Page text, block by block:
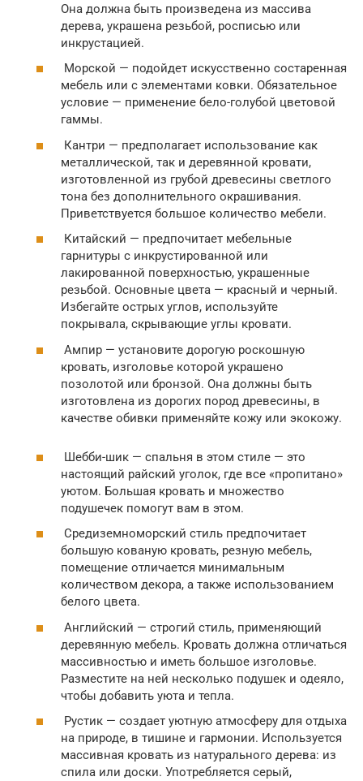
Она должна быть произведена из массива
дерева, украшена резьбой, росписью или
инкрустацией.
Морской — подойдет искусственно состаренная
мебель или с элементами ковки. Обязательное
условие — применение бело-голубой цветовой
гаммы.
Кантри — предполагает использование как
металлической, так и деревянной кровати,
изготовленной из грубой древесины светлого
тона без дополнительного окрашивания.
Приветствуется большое количество мебели.
Китайский — предпочитает мебельные
гарнитуры с инкрустированной или
лакированной поверхностью, украшенные
резьбой. Основные цвета — красный и черный.
Избегайте острых углов, используйте
покрывала, скрывающие углы кровати.
Ампир — установите дорогую роскошную
кровать, изголовье которой украшено
позолотой или бронзой. Она должны быть
изготовлена из дорогих пород древесины, в
качестве обивки применяйте кожу или экокожу.
Шебби-шик — спальня в этом стиле — это
настоящий райский уголок, где все «пропитано»
уютом. Большая кровать и множество
подушечек помогут вам в этом.
Средиземноморский стиль предпочитает
большую кованую кровать, резную мебель,
помещение отличается минимальным
количеством декора, а также использованием
белого цвета.
Английский — строгий стиль, применяющий
деревянную мебель. Кровать должна отличаться
массивностью и иметь большое изголовье.
Разместите на ней несколько подушек и одеяло,
чтобы добавить уюта и тепла.
Рустик — создает уютную атмосферу для отдыха
на природе, в тишине и гармонии. Используется
массивная кровать из натурального дерева: из
спила или доски. Употребляется серый,